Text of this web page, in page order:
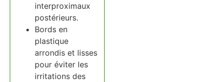
interproximaux
postérieurs.
Bords en
plastique
arrondis et lisses
pour éviter les
irritations des